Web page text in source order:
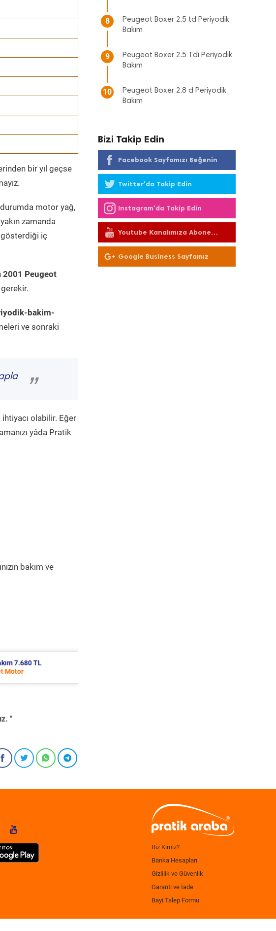
bir yıl geçse
durumda motor yağ,
zamanda
gösterdiği iç
2001 Peugeot
gerekir.
bakim-
ve sonraki
”
ihtiyacı olabilir. Eğer
yâda Pratik
bakım ve
Bakım 10.994 TL
Motor
"
8
Peugeot Boxer 2.5 td Periyodik
Bakım
9
Peugeot Boxer 2.5 Tdi Periyodik
Bakım
10
Peugeot Boxer 2.8 d Periyodik
Bakım
Bizi Takip Edin
Facebook Sayfamızı Beğenin
Twitter'da Takip Edin
Instagram'da Takip Edin
Youtube Kanalımıza Abone
Olun
Google Business Sayfamız
Biz Kimiz?
Banka Hesapları
Gizlilik ve Güvenlik
Garanti ve İade
Bayi Talep Formu